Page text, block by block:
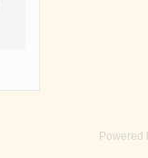
Powered